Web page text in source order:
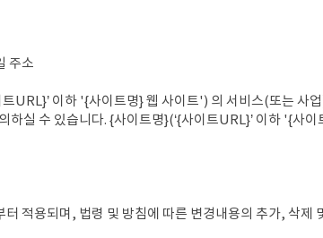
주소
URL}’ 이하 '{사이트명} 웹 사이트') 의 서비스(또는 사
하실 수 있습니다. {사이트명}(‘{사이트URL}’ 이하 '{사
적용되며, 법령 및 방침에 따른 변경내용의 추가, 삭제